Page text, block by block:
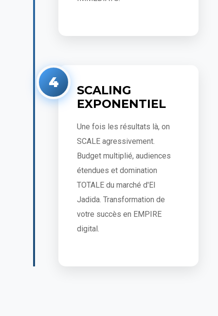
4
SCALING
EXPONENTIEL
Une fois les résultats là, on
SCALE agressivement.
Budget multiplié, audiences
étendues et domination
TOTALE du marché d'El
Jadida. Transformation de
votre succès en EMPIRE
digital.